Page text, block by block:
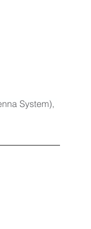
System),